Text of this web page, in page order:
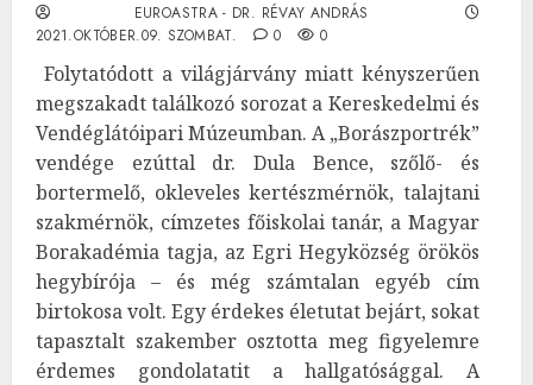
EUROASTRA - DR. RÉVAY ANDRÁS
2021.OKTÓBER.09. SZOMBAT.
0 0
Folytatódott a világjárvány miatt kényszerűen
megszakadt találkozó sorozat a Kereskedelmi és
Vendéglátóipari Múzeumban. A „Borászportrék”
vendége ezúttal dr. Dula Bence, szőlő- és
bortermelő, okleveles kertészmérnök, talajtani
szakmérnök, címzetes főiskolai tanár, a Magyar
Borakadémia tagja, az Egri Hegyközség örökös
hegybírója – és még számtalan egyéb cím
birtokosa volt. Egy érdekes életutat bejárt, sokat
tapasztalt szakember osztotta meg figyelemre
érdemes gondolatatit a hallgatósággal. A